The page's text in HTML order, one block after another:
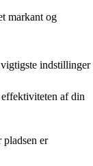
markant og
indstillinger
af din
er